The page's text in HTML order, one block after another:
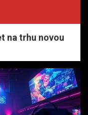
na trhu novou